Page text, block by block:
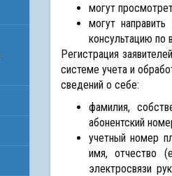
могут
могут
консультацию по
Регистрация
системе учета и
сведений о себе:
фамилия,
абонентский
учетный номер
имя, отчество
электросвязи